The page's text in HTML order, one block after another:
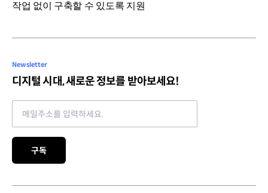
작업 없이 구축할 수 있도록 지원
Newsletter
디지털 시대, 새로운 정보를 받아보세요!
Email address
구독